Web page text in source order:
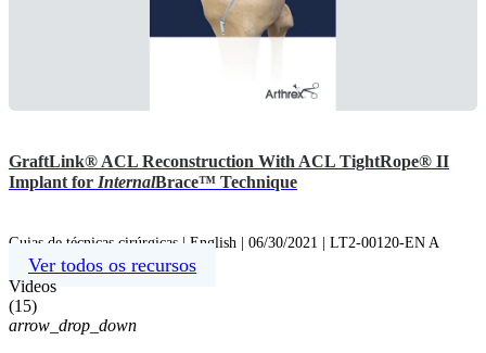
GraftLink® ACL Reconstruction With ACL TightRope® II
Implant for InternalBrace™ Technique
Guias de técnicas cirúrgicas | English | 06/30/2021 | LT2-00120-EN A
Ver todos os recursos
Videos
(15)
arrow_drop_down